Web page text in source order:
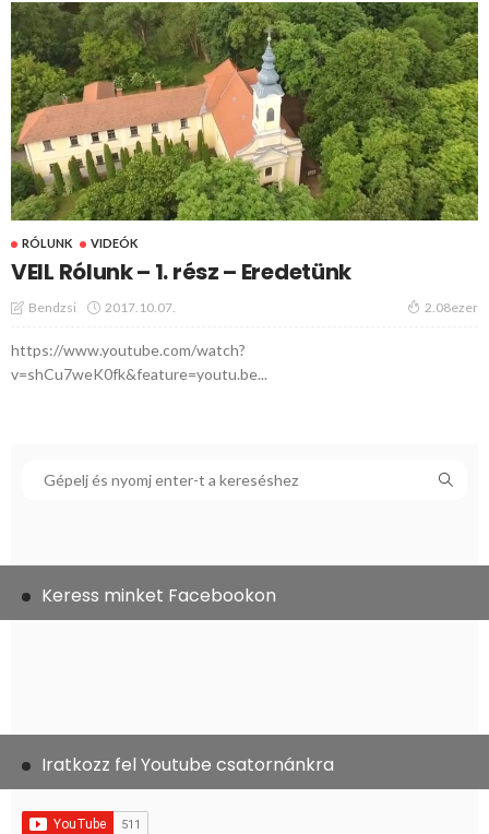
RÓLUNK VIDEÓK
VEIL Rólunk – 1. rész – Eredetünk
Bendzsi 2017.10.07. 2.08ezer
https://www.youtube.com/watch?
v=shCu7weK0fk&feature=youtu.be...
Keress minket Facebookon
Iratkozz fel Youtube csatornánkra